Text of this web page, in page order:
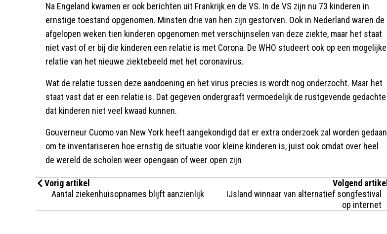
Na Engeland kwamen er ook berichten uit Frankrijk en de VS. In de VS zijn nu 73 kinderen in
ernstige toestand opgenomen. Minsten drie van hen zijn gestorven. Ook in Nederland waren de
afgelopen weken tien kinderen opgenomen met verschijnselen van deze ziekte, maar het staat
niet vast of er bij die kinderen een relatie is met Corona. De WHO studeert ook op een mogelijke
relatie van het nieuwe ziektebeeld met het coronavirus.
Wat de relatie tussen deze aandoening en het virus precies is wordt nog onderzocht. Maar het
staat vast dat er een relatie is. Dat gegeven ondergraaft vermoedelijk de rustgevende gedachte
dat kinderen niet veel kwaad kunnen.
Gouverneur Cuomo van New York heeft aangekondigd dat er extra onderzoek zal worden gedaan
om te inventariseren hoe ernstig de situatie voor kleine kinderen is, juist ook omdat over heel
de wereld de scholen weer opengaan of weer open zijn
Vorig artikel
Aantal ziekenhuisopnames blijft aanzienlijk
Volgend artikel
IJsland winnaar van alternatief songfestival
op internet